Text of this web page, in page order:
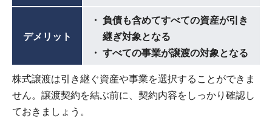
デメリット
負債も含めてすべての資産が引き
継ぎ対象となる
すべての事業が譲渡の対象となる
株式譲渡は引き継ぐ資産や事業を選択することができま
せん。譲渡契約を結ぶ前に、契約内容をしっかり確認し
ておきましょう。